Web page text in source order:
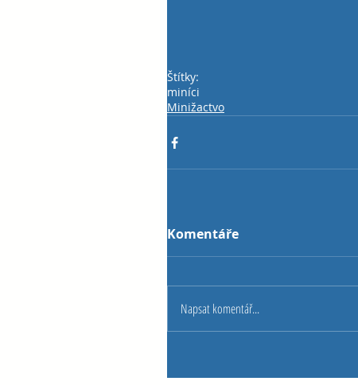
Štítky:
miníci
Minižactvo
Komentáře
Napsat komentář...